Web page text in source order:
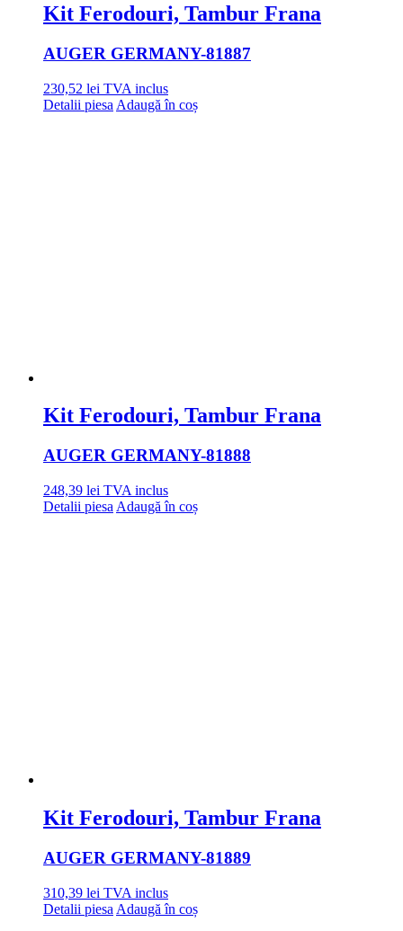
Kit Ferodouri, Tambur Frana
AUGER GERMANY-81887
230,52 lei TVA inclus
Detalii piesa Adaugă în coș
Kit Ferodouri, Tambur Frana
AUGER GERMANY-81888
248,39 lei TVA inclus
Detalii piesa Adaugă în coș
Kit Ferodouri, Tambur Frana
AUGER GERMANY-81889
310,39 lei TVA inclus
Detalii piesa Adaugă în coș